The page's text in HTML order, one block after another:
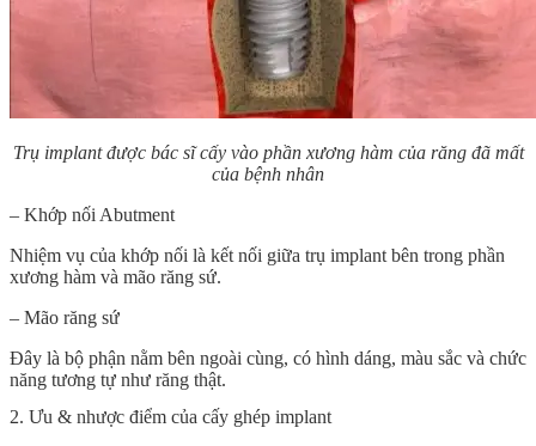
Trụ implant được bác sĩ cấy vào phần xương hàm của răng đã mất
của bệnh nhân
– Khớp nối Abutment
Nhiệm vụ của khớp nối là kết nối giữa trụ implant bên trong phần
xương hàm và mão răng sứ.
– Mão răng sứ
Đây là bộ phận nằm bên ngoài cùng, có hình dáng, màu sắc và chức
năng tương tự như răng thật.
2. Ưu & nhược điểm của cấy ghép implant